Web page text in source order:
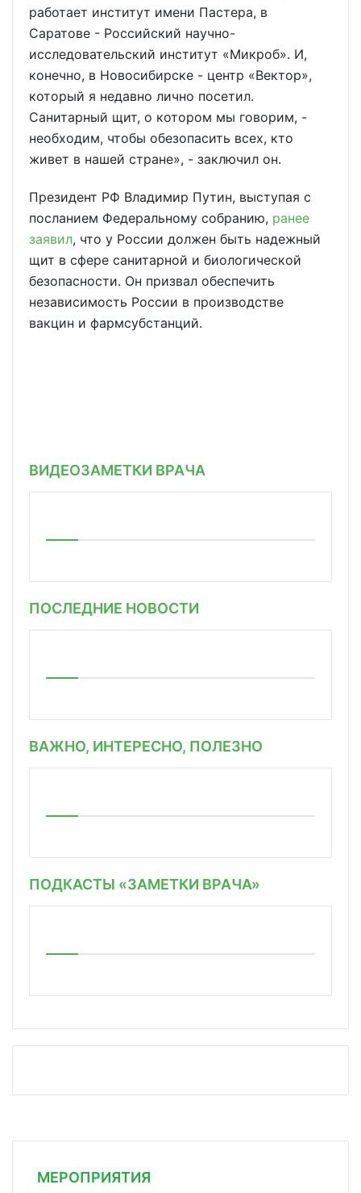
работает институт имени Пастера, в
Саратове - Российский научно-
исследовательский институт «Микроб». И,
конечно, в Новосибирске - центр «Вектор»,
который я недавно лично посетил.
Санитарный щит, о котором мы говорим, -
необходим, чтобы обезопасить всех, кто
живет в нашей стране», - заключил он.
Президент РФ Владимир Путин, выступая с
посланием Федеральному собранию, ранее
заявил, что у России должен быть надежный
щит в сфере санитарной и биологической
безопасности. Он призвал обеспечить
независимость России в производстве
вакцин и фармсубстанций.
ВИДЕОЗАМЕТКИ ВРАЧА
ПОСЛЕДНИЕ НОВОСТИ
ВАЖНО, ИНТЕРЕСНО, ПОЛЕЗНО
ПОДКАСТЫ «ЗАМЕТКИ ВРАЧА»
МЕРОПРИЯТИЯ